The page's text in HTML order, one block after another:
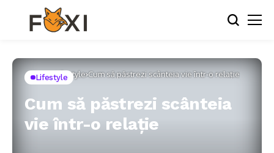
Home Lifestyle Cum să păstrezi scânteia vie într-o relație
Lifestyle
Cum să păstrezi scânteia
vie într-o relație